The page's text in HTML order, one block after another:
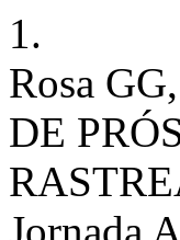
1.
Rosa
DE